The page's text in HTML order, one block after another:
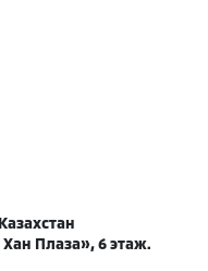
Плаза», 6 этаж.